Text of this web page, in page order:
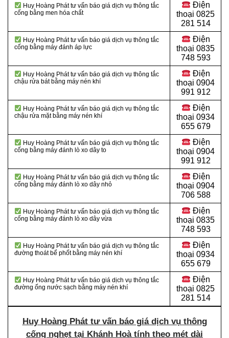
Huy Hoàng Phát tư vấn báo giá dịch vụ thông tắc
cống bằng men hóa chất
Điện
thoại 0825
281 514
Huy Hoàng Phát tư vấn báo giá dịch vụ thông tắc
cống bằng máy đánh áp lực
Điện
thoại 0835
748 593
Huy Hoàng Phát tư vấn báo giá dịch vụ thông tắc
chậu rửa bát bằng máy nén khí
Điện
thoại 0904
991 912
Huy Hoàng Phát tư vấn báo giá dịch vụ thông tắc
chậu rửa mặt bằng máy nén khí
Điện
thoại 0934
655 679
Huy Hoàng Phát tư vấn báo giá dịch vụ thông tắc
cống bằng máy đánh lò xo dây to
Điện
thoại 0904
991 912
Huy Hoàng Phát tư vấn báo giá dịch vụ thông tắc
cống bằng máy đánh lò xo dây nhỏ
Điện
thoại 0904
706 588
Huy Hoàng Phát tư vấn báo giá dịch vụ thông tắc
cống bằng máy đánh lò xo dây vừa
Điện
thoại 0835
748 593
Huy Hoàng Phát tư vấn báo giá dịch vụ thông tắc
đường thoát bể phốt bằng máy nén khí
Điện
thoại 0934
655 679
Huy Hoàng Phát tư vấn báo giá dịch vụ thông tắc
đường ống nước sạch bằng máy nén khí
Điện
thoại 0825
281 514
Huy Hoàng Phát tư vấn báo giá dịch vụ thông
cống nghẹt tại Khánh Hoà tính theo mét dài